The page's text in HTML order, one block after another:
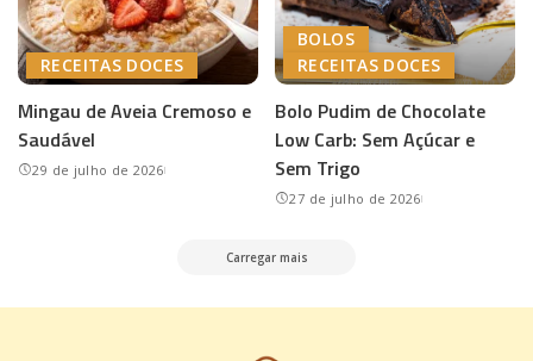
RECEITAS DOCES
Mingau de Aveia Cremoso e
Saudável
29 de julho de 2026
BOLOS
RECEITAS DOCES
Bolo Pudim de Chocolate
Low Carb: Sem Açúcar e
Sem Trigo
27 de julho de 2026
Carregar mais